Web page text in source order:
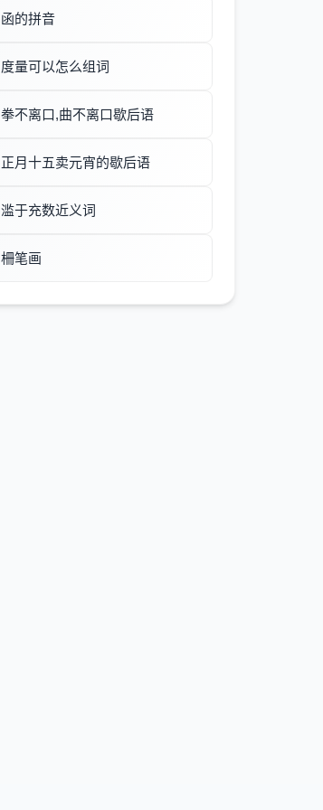
函的拼音
度量可以怎么组词
拳不离口,曲不离口歇后语
正月十五卖元宵的歇后语
滥于充数近义词
柵笔画